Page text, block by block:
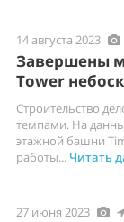
14 августа 2023
Завершены
Tower
Строительство
темпами. На
этажной башни
работы...Читать
27 июня 2023